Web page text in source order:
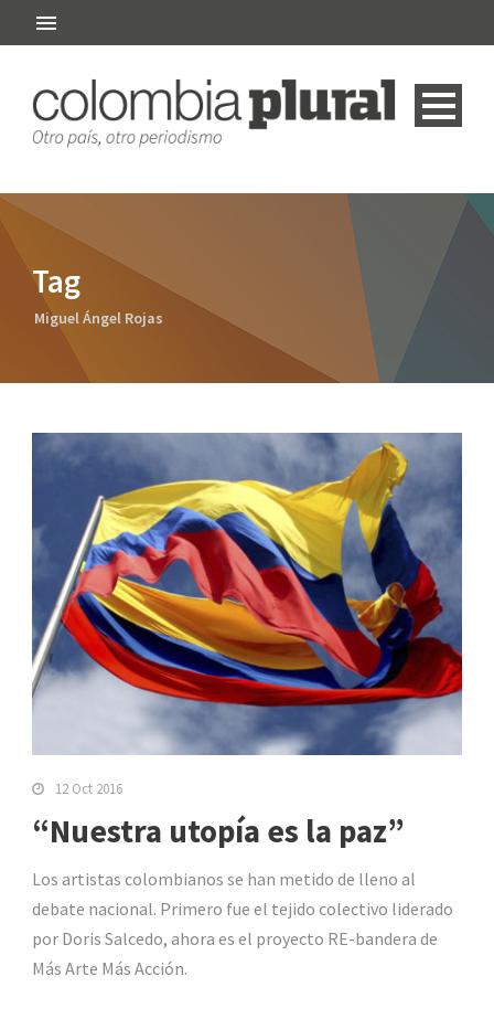
Tag
Miguel Ángel Rojas
12 Oct 2016
“Nuestra utopía es la paz”
Los artistas colombianos se han metido de lleno al
debate nacional. Primero fue el tejido colectivo liderado
por Doris Salcedo, ahora es el proyecto RE-bandera de
Más Arte Más Acción.